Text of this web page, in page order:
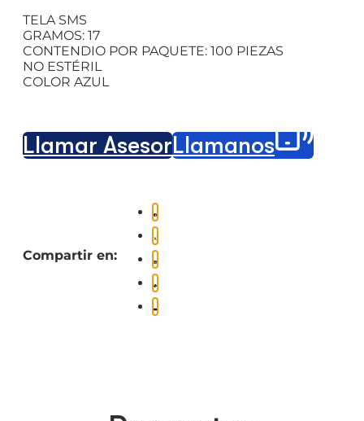
TELA SMS
GRAMOS: 17
CONTENDIO POR PAQUETE: 100 PIEZAS
NO ESTÉRIL
COLOR AZUL
Llamar AsesorLlámanos
Compartir en: